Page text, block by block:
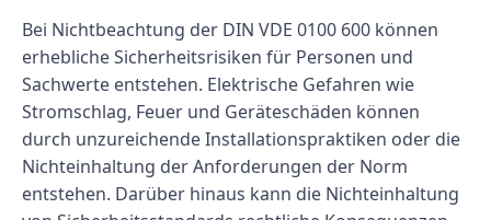
Bei Nichtbeachtung der DIN VDE 0100 600 können
erhebliche Sicherheitsrisiken für Personen und
Sachwerte entstehen. Elektrische Gefahren wie
Stromschlag, Feuer und Geräteschäden können
durch unzureichende Installationspraktiken oder die
Nichteinhaltung der Anforderungen der Norm
entstehen. Darüber hinaus kann die Nichteinhaltung